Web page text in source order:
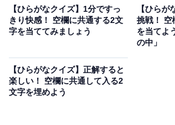
【ひらがなクイズ】1分ですっ
きり快感！ 空欄に共通する2文
字を当ててみましょう
【ひらが
挑戦！ 空
を当てよ
の中」
【ひらがなクイズ】正解すると
楽しい！ 空欄に共通して入る2
文字を埋めよう